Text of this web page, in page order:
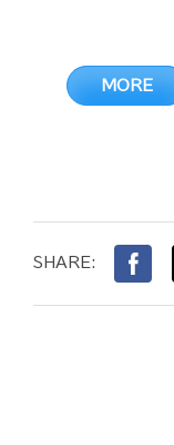
MORE
SHARE: